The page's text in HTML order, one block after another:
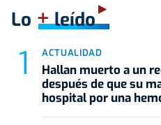
Lo +leído
ACTUALIDAD
Hallan muerto a un
después de que su
hospital por una